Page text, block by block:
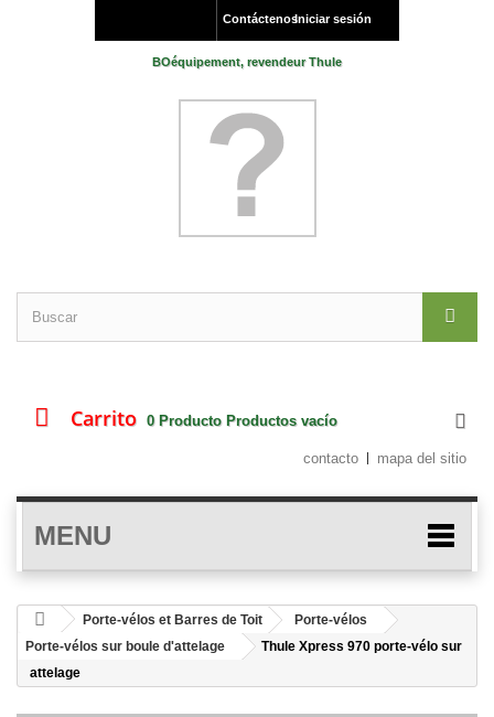
Iniciar sesión
Contáctenos
BOéquipement, revendeur Thule
Carrito 0 Producto Productos vacío
contacto mapa del sitio
MENU
Porte-vélos et Barres de Toit
Porte-vélos
Porte-vélos sur boule d'attelage
Thule Xpress 970 porte-vélo sur
attelage